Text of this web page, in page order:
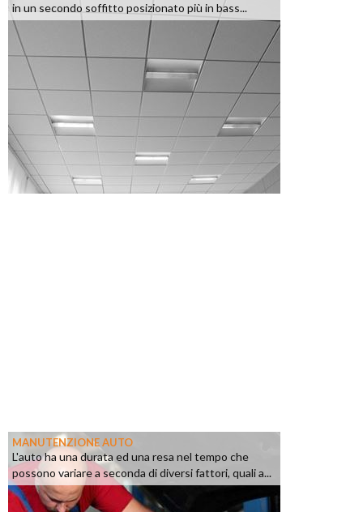
in un secondo soffitto posizionato più in bass...
MANUTENZIONE AUTO
L'auto ha una durata ed una resa nel tempo che
possono variare a seconda di diversi fattori, quali a...